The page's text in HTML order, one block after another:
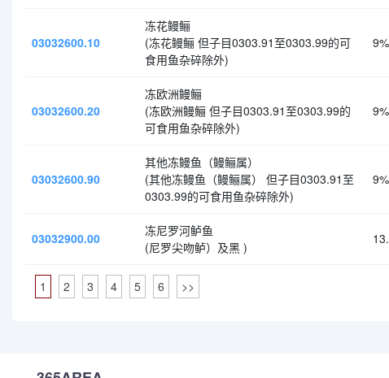
03032600.10
冻花鳗鲡
(冻花鳗鲡 但子目0303.91至0303.99的可
食用鱼杂碎除外)
9%
03032600.20
冻欧洲鳗鲡
(冻欧洲鳗鲡 但子目0303.91至0303.99的
可食用鱼杂碎除外)
9%
03032600.90
其他冻鳗鱼（鳗鲡属）
(其他冻鳗鱼（鳗鲡属） 但子目0303.91至
0303.99的可食用鱼杂碎除外)
9%
03032900.00
冻尼罗河鲈鱼
(尼罗尖吻鲈）及黑 )
1 2 3 4 5 6 >>